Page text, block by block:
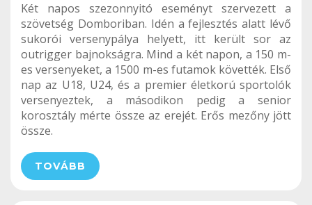
Két napos szezonnyitó eseményt szervezett a
szövetség Domboriban. Idén a fejlesztés alatt lévő
sukorói versenypálya helyett, itt került sor az
outrigger bajnokságra. Mind a két napon, a 150 m-
es versenyeket, a 1500 m-es futamok követték. Első
nap az U18, U24, és a premier életkorú sportolók
versenyeztek, a másodikon pedig a senior
korosztály mérte össze az erejét. Erős mezőny jött
össze.
TOVÁBB